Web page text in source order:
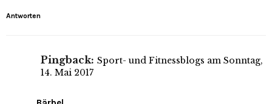
Antworten
Pingback: Sport- und Fitnessblogs am Sonntag,
14. Mai 2017